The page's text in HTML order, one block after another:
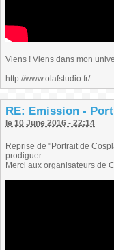
Viens ! Viens dans mon
http://www.olafstudio.fr/
RE: Emission -
le 10 June 2016 - 22:14
Reprise de "Portrait de
prodiguer.
Merci aux organisateurs de